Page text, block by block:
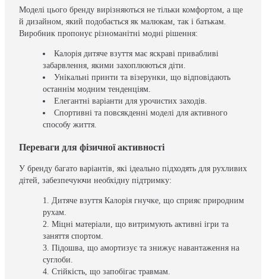
Моделі цього бренду вирізняються не тільки комфортом, а ще
й дизайном, який подобається як малюкам, так і батькам.
Виробник пропонує різноманітні модні рішення:
Калорія дитяче взуття має яскраві привабливі
забарвлення, якими захоплюються діти.
Унікальні принти та візерунки, що відповідають
останнім модним тенденціям.
Елегантні варіанти для урочистих заходів.
Спортивні та повсякденні моделі для активного
способу життя.
Переваги для фізичної активності
У бренду багато варіантів, які ідеально підходять для рухливих
дітей, забезпечуючи необхідну підтримку:
Дитяче взуття Калорія гнучке, що сприяє природним
рухам.
Міцні матеріали, що витримують активні ігри та
заняття спортом.
Підошва, що амортизує та знижує навантаження на
суглоби.
Стійкість, що запобігає травмам.